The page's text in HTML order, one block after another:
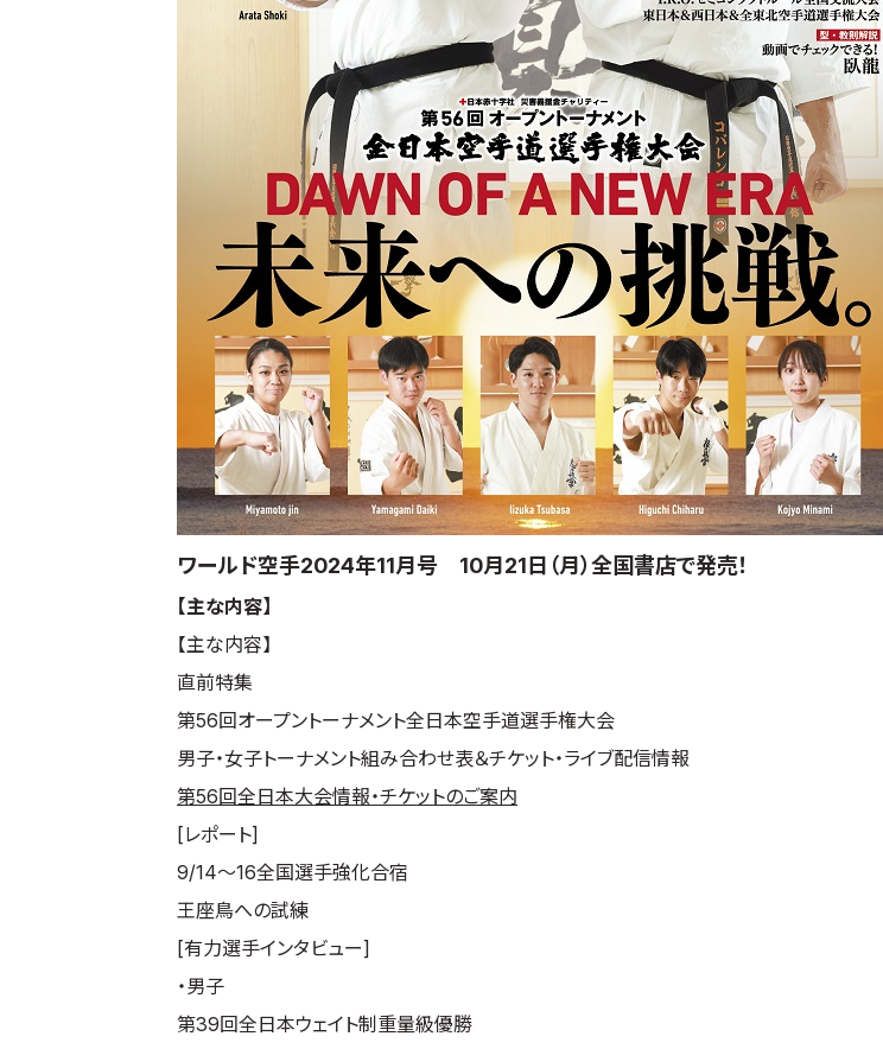
ワールド空手2024年11月号 10月21日（月）全国書店で発売！
【主な内容】
【主な内容】
直前特集
第56回オープントーナメント全日本空手道選手権大会
男子・女子トーナメント組み合わせ表＆チケット・ライブ配信情報
第56回全日本大会情報・チケットのご案内
[レポート]
9/14～16全国選手強化合宿
王座鳥への試練
[有力選手インタビュー]
・男子
第39回全日本ウェイト制重量級優勝